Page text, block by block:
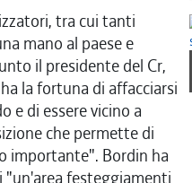
tra cui tanti
mano al paese e
il presidente del Cr,
la fortuna di affacciarsi
e di essere vicino a
che permette di
importante". Bordin ha
"un'area festeggiamenti